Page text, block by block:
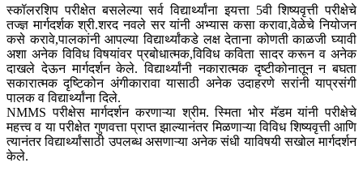
स्कॉलरशिप परीक्षेत बसलेल्या सर्व विद्यार्थ्यांना इयत्ता 5वी शिष्यवृत्ती परीक्षेचे
तज्ज्ञ मार्गदर्शक श्री.शरद नवले सर यांनी अभ्यास कसा करावा,वेळेचे नियोजन
कसे करावे,पालकांनी आपल्या विद्यार्थ्यांकडे लक्ष देताना कोणती काळजी घ्यावी
अशा अनेक विविध विषयांवर प्रबोधात्मक,विविध कविता सादर करून व अनेक
दाखले देऊन मार्गदर्शन केले. विद्यार्थ्यांनी नकारात्मक दृष्टीकोनातून न बघता
सकारात्मक दृष्टिकोन अंगीकारावा यासाठी अनेक उदाहरणे सरांनी याप्रसंगी
पालक व विद्यार्थ्यांना दिले.
NMMS परीक्षेस मार्गदर्शन करणाऱ्या श्रीम. स्मिता भोर मॅडम यांनी परीक्षेचे
महत्त्व व या परीक्षेत गुणवत्ता प्राप्त झाल्यानंतर मिळणाऱ्या विविध शिष्यवृत्ती आणि
त्यानंतर विद्यार्थ्यांसाठी उपलब्ध असणाऱ्या अनेक संधी याविषयी सखोल मार्गदर्शन
केले.